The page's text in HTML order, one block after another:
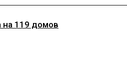
на 119 домов